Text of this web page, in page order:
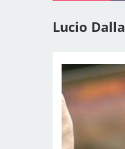
Lucio Dalla